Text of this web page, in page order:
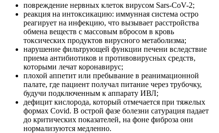
повреждение нервных клеток вирусом Sars-CoV-2;
реакция на интоксикацию: иммунная система остро
реагирует на инфекцию, что вызывает расстройства
обмена веществ с массовым вбросом в кровь
токсических продуктов вирусного метаболизма;
нарушение фильтрующей функции печени вследствие
приема антибиотиков и противовирусных средств,
которыми лечат коронавирус;
плохой аппетит или пребывание в реанимационной
палате, где пациент получал питание через трубочку,
будучи подключенным к аппарату ИВЛ;
дефицит кислорода, который отмечается при тяжелых
формах Covid. В острой фазе болезни сатурация падает
до критических показателей, на фоне фиброза они
нормализуются медленно.